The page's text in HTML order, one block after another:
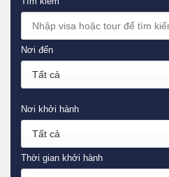
Nơi đến
Nơi khởi hành
Thời gian khởi hành